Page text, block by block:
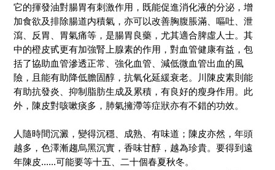
它的揮發油對腸胃有刺激作用，既能促進消化液的分泌，增
加食欲及排除腸道内積氣，亦可以改善胸腹脹滿、嘔吐、泄
瀉、反胃、胃氣痛等，是腸胃良藥，尤其適合脾虛人士。其
中的橙皮甙更有加強腎上腺素的作用，對血管健康有益，包
括了協助血管滲透正常、強化血管、減低微血管出血的風
險，且能有助降低膽固醇，抗氧化延緩衰老。川陳皮素則能
有助抗發炎、抑制脂肪生成及累積，有良好的瘦身作用。此
外，陳皮對咳嗽痰多，肺氣擁滯等症狀亦有不錯的功效。
人隨時間沉澱，變得沉穩、成熟、有味道；陳皮亦然，年頭
越多，色澤漸趨烏黑沉實，香味甘醇，越為珍貴。要得到遠
年陳皮......可能要等十五、二十個春夏秋冬。